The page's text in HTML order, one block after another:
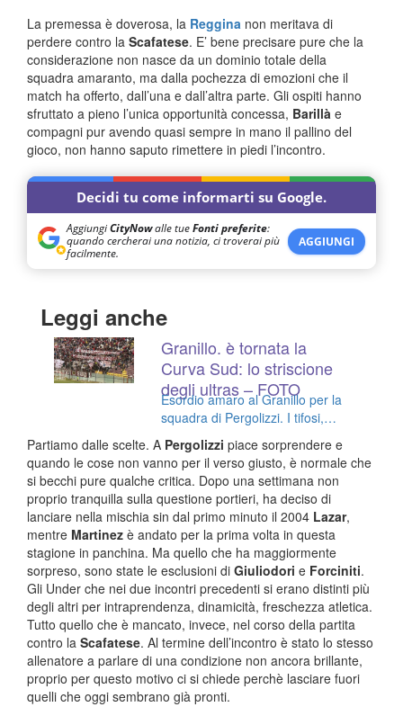
La premessa è doverosa, la Reggina non meritava di
perdere contro la Scafatese. E’ bene precisare pure che la
considerazione non nasce da un dominio totale della
squadra amaranto, ma dalla pochezza di emozioni che il
match ha offerto, dall’una e dall’altra parte. Gli ospiti hanno
sfruttato a pieno l’unica opportunità concessa, Barillà e
compagni pur avendo quasi sempre in mano il pallino del
gioco, non hanno saputo rimettere in piedi l’incontro.
Decidi tu come informarti su Google.
AggiungiCityNowalle tueFonti preferite:
quando cercherai una notizia, ci troverai più
facilmente.
AGGIUNGI
Leggi anche
Granillo. è tornata la
Curva Sud: lo striscione
degli ultras – FOTO
Esordio amaro al Granillo per la
squadra di Pergolizzi. I tifosi,
invece, vincono sempre
Partiamo dalle scelte. A Pergolizzi piace sorprendere e
quando le cose non vanno per il verso giusto, è normale che
si becchi pure qualche critica. Dopo una settimana non
proprio tranquilla sulla questione portieri, ha deciso di
lanciare nella mischia sin dal primo minuto il 2004 Lazar,
mentre Martinez è andato per la prima volta in questa
stagione in panchina. Ma quello che ha maggiormente
sorpreso, sono state le esclusioni di Giuliodori e Forciniti.
Gli Under che nei due incontri precedenti si erano distinti più
degli altri per intraprendenza, dinamicità, freschezza atletica.
Tutto quello che è mancato, invece, nel corso della partita
contro la Scafatese. Al termine dell’incontro è stato lo stesso
allenatore a parlare di una condizione non ancora brillante,
proprio per questo motivo ci si chiede perchè lasciare fuori
quelli che oggi sembrano già pronti.